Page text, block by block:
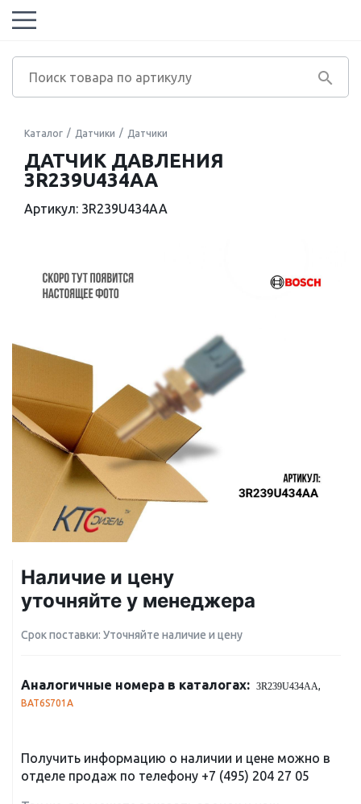
Каталог Датчики Датчики
ДАТЧИК ДАВЛЕНИЯ
3R239U434AA
Артикул: 3R239U434AA
Наличие и цену
уточняйте у менеджера
Срок поставки: Уточняйте наличие и цену
Аналогичные номера в каталогах: 3R239U434AA,
BAT6S701A
Получить информацию о наличии и цене можно в
отделе продаж по телефону +7 (495) 204 27 05